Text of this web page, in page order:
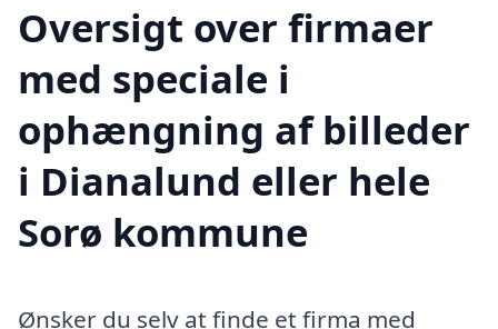
Oversigt over firmaer
med speciale i
ophængning af billeder
i Dianalund eller hele
Sorø kommune
Ønsker du selv at finde et firma med